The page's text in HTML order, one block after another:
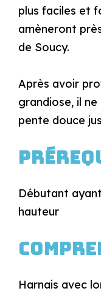
plus faciles et
amèneront
de Soucy.
Après avoir
grandiose, il
pente douce
Débutant
hauteur
Harnais avec